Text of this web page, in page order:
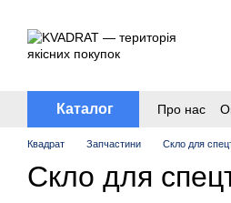
Каталог Про нас
Квадрат Запчастини Скло для
Скло для